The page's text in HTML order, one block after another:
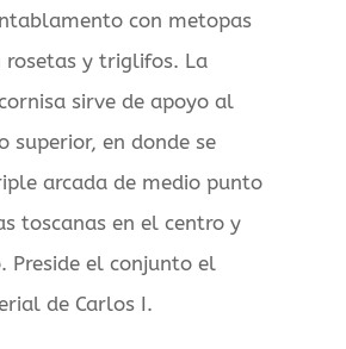
con metopas
rosetas y triglifos. La
sirve de apoyo al
superior, en donde se
arcada de medio punto
toscanas en el centro y
Preside el conjunto el
de Carlos I.